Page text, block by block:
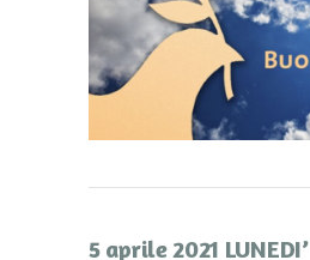
5 aprile 2021 LUNEDI’